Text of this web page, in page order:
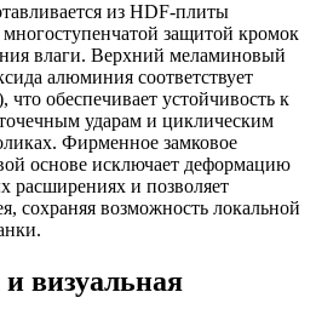
из HDF-плиты
защитой кромок
влаги. Верхний меламиновый
алюминия соответствует
обеспечивает устойчивость к
ударам и циклическим
Фирменное замковое
основе исключает деформацию
расширениях и позволяет
сохраняя возможность локальной
визуальная